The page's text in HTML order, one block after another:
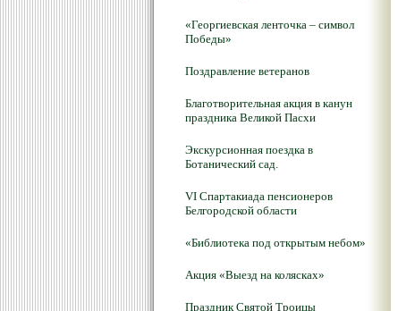
«Георгиевская ленточка – символ
Победы»
Поздравление ветеранов
Благотворительная акция в канун
праздника Великой Пасхи
Экскурсионная поездка в
Ботанический сад.
VI Спартакиада пенсионеров
Белгородской области
«Библиотека под открытым небом»
Акция «Выезд на колясках»
Праздник Святой Троицы